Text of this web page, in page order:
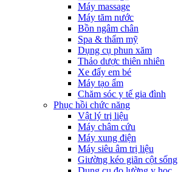
Máy massage
Máy tăm nước
Bồn ngâm chân
Spa & thẩm mỹ
Dụng cụ phun xăm
Thảo dược thiên nhiên
Xe đẩy em bé
Máy tạo ẩm
Chăm sóc y tế gia đình
Phục hồi chức năng
Vật lý trị liệu
Máy châm cứu
Máy xung điện
Máy siêu âm trị liệu
Giường kéo giãn cột sống